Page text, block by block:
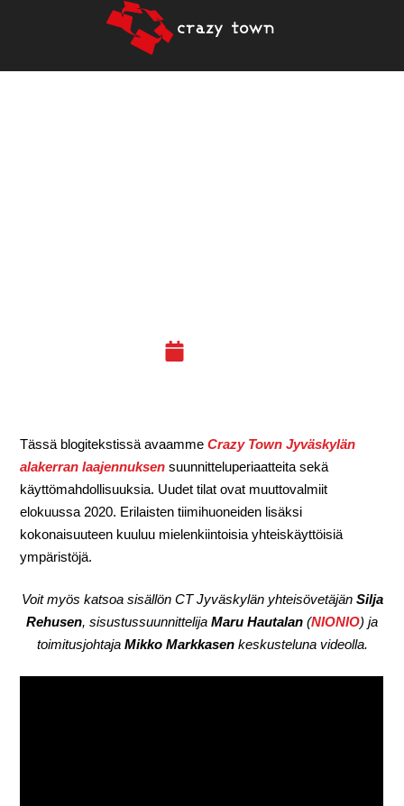
Tässä blogitekstissä avaammeCrazy Town Jyväskylän
alakerran laajennuksen suunnitteluperiaatteita sekä
käyttömahdollisuuksia. Uudet tilat ovat muuttovalmiit
elokuussa 2020. Erilaisten tiimihuoneiden lisäksi
kokonaisuuteen kuuluu mielenkiintoisia yhteiskäyttöisiä
ympäristöjä.
Voit myös katsoa sisällön CT Jyväskylän yhteisövetäjän Silja
Rehusen, sisustussuunnittelija Maru Hautalan (NIONIO) ja
toimitusjohtaja Mikko Markkasenkeskusteluna videolla.